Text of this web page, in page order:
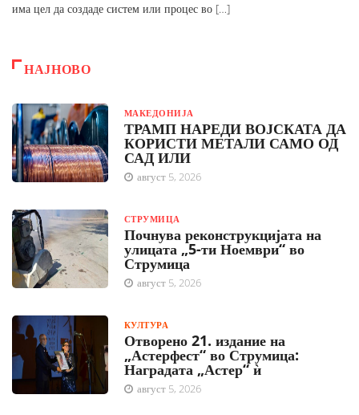
има цел да создаде систем или процес во […]
НАЈНОВО
МАКЕДОНИЈА
ТРАМП НАРЕДИ ВОЈСКАТА ДА
КОРИСТИ МЕТАЛИ САМО ОД
САД ИЛИ
август 5, 2026
СТРУМИЦА
Почнува реконструкцијата на
улицата „5-ти Ноември“ во
Струмица
август 5, 2026
КУЛТУРА
Отворено 21. издание на
„Астерфест“ во Струмица:
Наградата „Астер“ ѝ
август 5, 2026